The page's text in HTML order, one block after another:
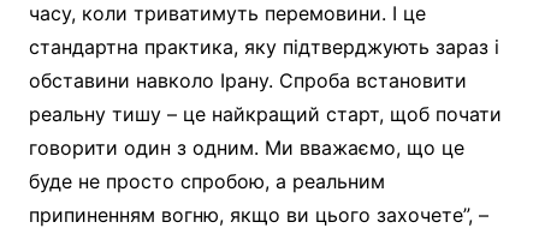
часу, коли триватимуть перемовини. І це
стандартна практика, яку підтверджують зараз і
обставини навколо Ірану. Спроба встановити
реальну тишу – це найкращий старт, щоб почати
говорити один з одним. Ми вважаємо, що це
буде не просто спробою, а реальним
припиненням вогню, якщо ви цього захочете”, –